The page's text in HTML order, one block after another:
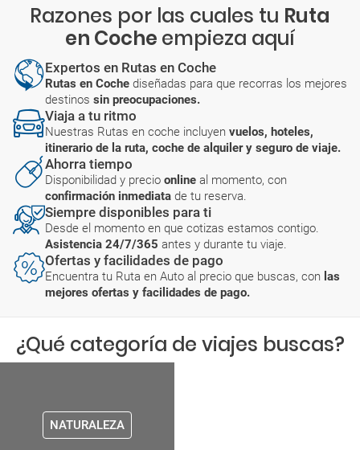
Razones por las cuales tu Ruta
en Coche empieza aquí
Expertos en Rutas en Coche
Rutas en Coche diseñadas para que recorras los mejores
destinos sin preocupaciones.
Viaja a tu ritmo
Nuestras Rutas en coche incluyen vuelos, hoteles,
itinerario de la ruta, coche de alquiler y seguro de viaje.
Ahorra tiempo
Disponibilidad y precio online al momento, con
confirmación inmediata de tu reserva.
Siempre disponibles para ti
Desde el momento en que cotizas estamos contigo.
Asistencia 24/7/365 antes y durante tu viaje.
Ofertas y facilidades de pago
Encuentra tu Ruta en Auto al precio que buscas, con las
mejores ofertas y facilidades de pago.
¿Qué categoría de viajes buscas?
NATURALEZA